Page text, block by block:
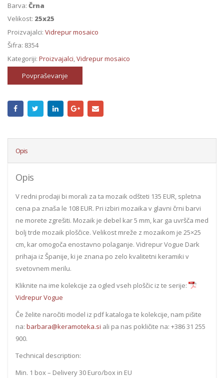
Barva: Črna
Velikost: 25x25
Proizvajalci: Vidrepur mosaico
Šifra: 8354
Kategoriji: Proizvajalci,Vidrepur mosaico
Povpraševanje
Opis
Opis
V redni prodaji bi morali za ta mozaik odšteti 135 EUR, spletna
cena pa znaša le 108 EUR. Pri izbiri mozaika v glavni črni barvi
ne morete zgrešiti. Mozaik je debel kar 5 mm, kar ga uvršča med
bolj trde mozaik ploščice. Velikost mreže z mozaikom je 25×25
cm, kar omogoča enostavno polaganje. Vidrepur Vogue Dark
prihaja iz Španije, ki je znana po zelo kvalitetni keramiki v
svetovnem merilu.
Kliknite na ime kolekcije za ogled vseh ploščic iz te serije:
Vidrepur Vogue
Če želite naročiti model iz pdf kataloga te kolekcije, nam pišite
na: barbara@keramoteka.si ali pa nas pokličite na: +386 31 255
900.
Technical description:
Min. 1 box – Delivery 30 Euro/box in EU